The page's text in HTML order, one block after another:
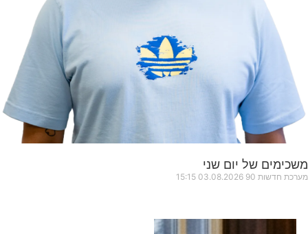
משכימים של יום שני
מערכת חדשות 90 03.08.2026
15:15